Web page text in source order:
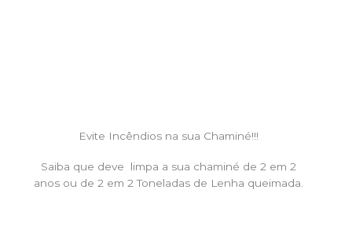
Evite Incêndios na sua Chaminé!!!
Saiba que deve limpa a sua chaminé de 2 em 2
anos ou de 2 em 2 Toneladas de Lenha queimada.